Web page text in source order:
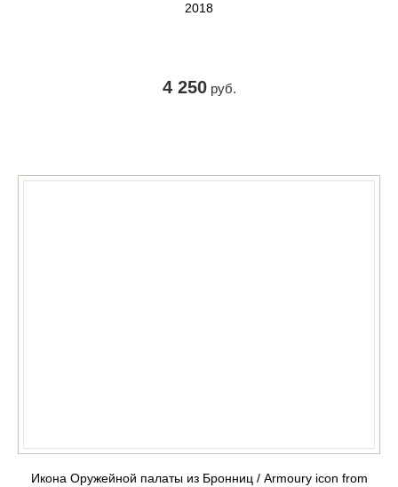
2018
4 250руб.
Икона Оружейной палаты из Бронниц / Armoury icon from